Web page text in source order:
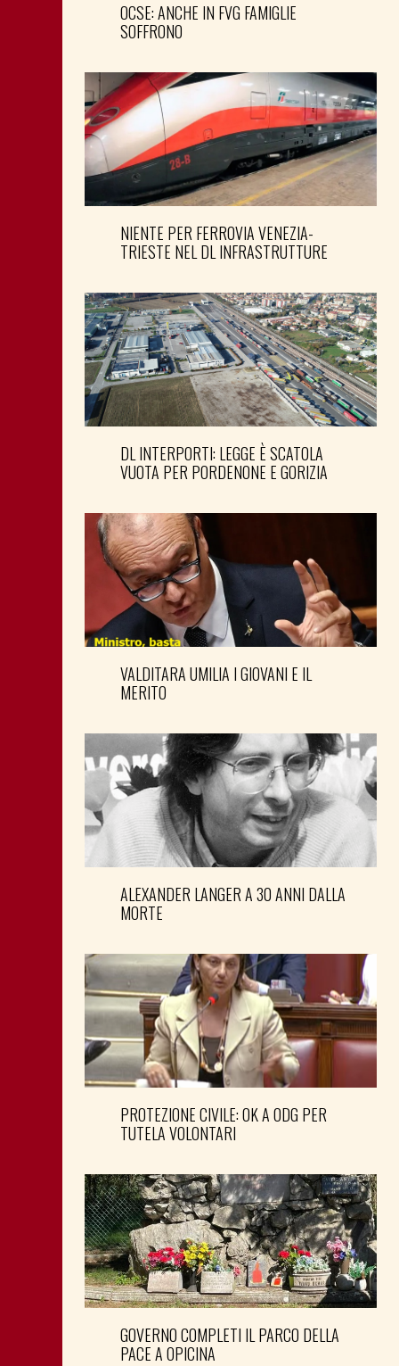
OCSE: ANCHE IN FVG FAMIGLIE
SOFFRONO
NIENTE PER FERROVIA VENEZIA-
TRIESTE NEL DL INFRASTRUTTURE
DL INTERPORTI: LEGGE È SCATOLA
VUOTA PER PORDENONE E GORIZIA
VALDITARA UMILIA I GIOVANI E IL
MERITO
ALEXANDER LANGER A 30 ANNI DALLA
MORTE
PROTEZIONE CIVILE: OK A ODG PER
TUTELA VOLONTARI
GOVERNO COMPLETI IL PARCO DELLA
PACE A OPICINA